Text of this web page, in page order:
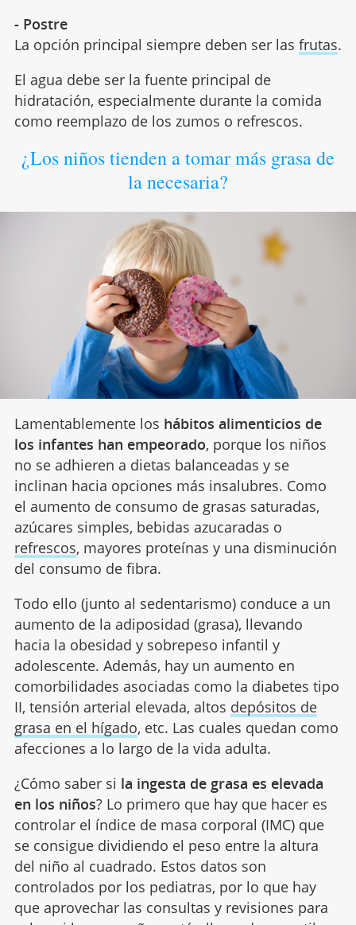
- Postre
La opción principal siempre deben ser las frutas.
El agua debe ser la fuente principal de
hidratación, especialmente durante la comida
como reemplazo de los zumos o refrescos.
¿Los niños tienden a tomar más grasa de
la necesaria?
Lamentablemente los hábitos alimenticios de
los infantes han empeorado, porque los niños
no se adhieren a dietas balanceadas y se
inclinan hacia opciones más insalubres. Como
el aumento de consumo de grasas saturadas,
azúcares simples, bebidas azucaradas o
refrescos, mayores proteínas y una disminución
del consumo de fibra.
Todo ello (junto al sedentarismo) conduce a un
aumento de la adiposidad (grasa), llevando
hacia la obesidad y sobrepeso infantil y
adolescente. Además, hay un aumento en
comorbilidades asociadas como la diabetes tipo
II, tensión arterial elevada, altos depósitos de
grasa en el hígado, etc. Las cuales quedan como
afecciones a lo largo de la vida adulta.
¿Cómo saber si la ingesta de grasa es elevada
en los niños? Lo primero que hay que hacer es
controlar el índice de masa corporal (IMC) que
se consigue dividiendo el peso entre la altura
del niño al cuadrado. Estos datos son
controlados por los pediatras, por lo que hay
que aprovechar las consultas y revisiones para